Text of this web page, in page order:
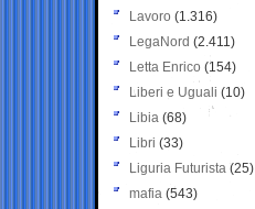
Lavoro (1.316)
LegaNord (2.411)
Letta Enrico (154)
Liberi e Uguali (10)
Libia (68)
Libri (33)
Liguria Futurista (25)
mafia (543)